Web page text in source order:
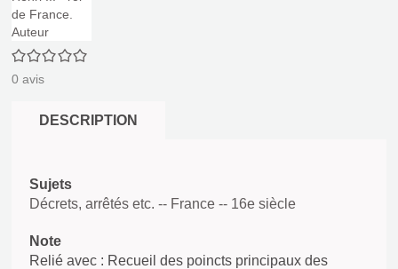
0/5
0 avis
DESCRIPTION
Sujets
Décrets, arrêtés etc. -- France -- 16e siècle
Note
Relié avec : Recueil des poincts principaux des